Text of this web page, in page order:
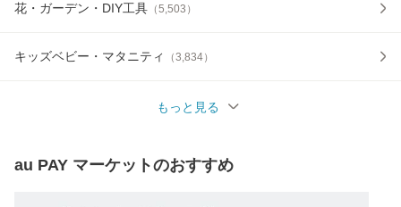
花・ガーデン・DIY工具 （5,503 ）
キッズベビー・マタニティ （3,834）
もっと見る
au PAY マーケットのおすすめ